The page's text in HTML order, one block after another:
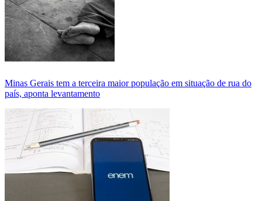
Minas Gerais tem a terceira maior população em situação de rua do
país, aponta levantamento